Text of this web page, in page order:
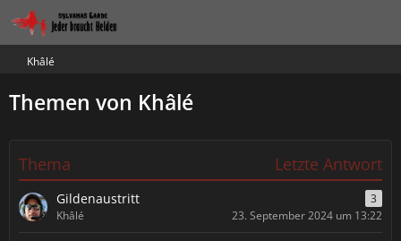
Khâlé
Themen von Khâlé
Thema Letzte Antwort
Gildenaustritt
3
Khâlé
23. September 2024 um 13:22